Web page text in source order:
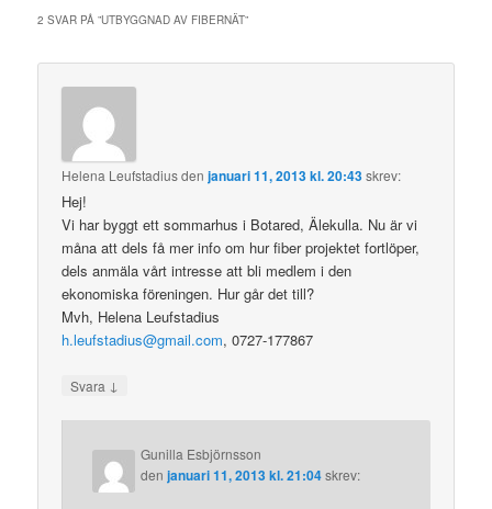
2 SVAR PÅ ”UTBYGGNAD AV FIBERNÄT”
Helena Leufstadiusdenjanuari 11, 2013 kl. 20:43skrev:
Hej!
Vi har byggt ett sommarhus i Botared, Älekulla. Nu är vi
måna att dels få mer info om hur fiber projektet fortlöper,
dels anmäla vårt intresse att bli medlem i den
ekonomiska föreningen. Hur går det till?
Mvh, Helena Leufstadius
h.leufstadius@gmail.com, 0727-177867
Svara ↓
Gunilla Esbjörnsson
denjanuari 11, 2013 kl. 21:04skrev: